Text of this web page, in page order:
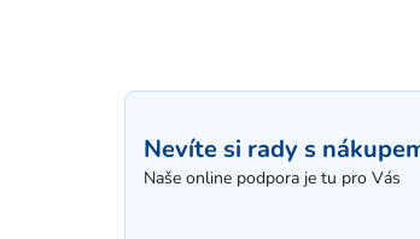
Nevíte si rady s
Naše online podpora je tu pro Vás